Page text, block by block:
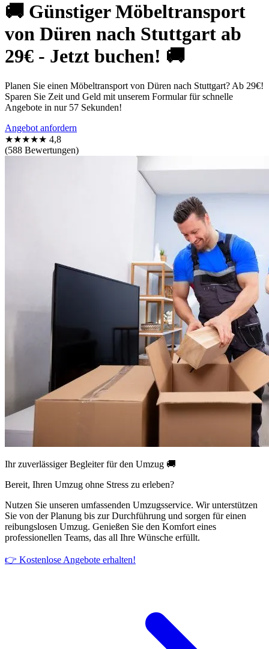
🚚 Günstiger Möbeltransport
von Düren nach Stuttgart ab
29€ - Jetzt buchen! 🚚
Planen Sie einen Möbeltransport von Düren nach Stuttgart? Ab 29€!
Sparen Sie Zeit und Geld mit unserem Formular für schnelle
Angebote in nur 57 Sekunden!
Angebot anfordern
★★★★★ 4,8
(588 Bewertungen)
Ihr zuverlässiger Begleiter für den Umzug 🚚
Bereit, Ihren Umzug ohne Stress zu erleben?
Nutzen Sie unseren umfassenden Umzugsservice. Wir unterstützen
Sie von der Planung bis zur Durchführung und sorgen für einen
reibungslosen Umzug. Genießen Sie den Komfort eines
professionellen Teams, das all Ihre Wünsche erfüllt.
👉 Kostenlose Angebote erhalten!